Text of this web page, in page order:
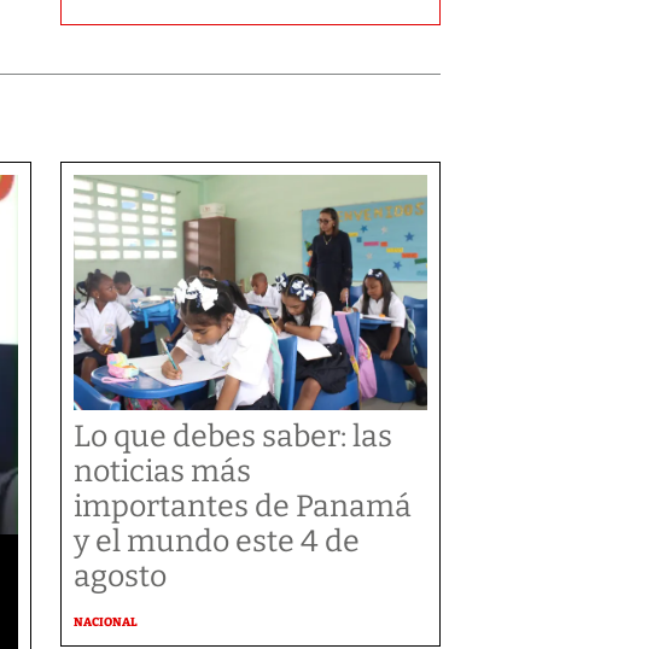
Lo que debes saber: las
noticias más
importantes de Panamá
y el mundo este 4 de
agosto
NACIONAL